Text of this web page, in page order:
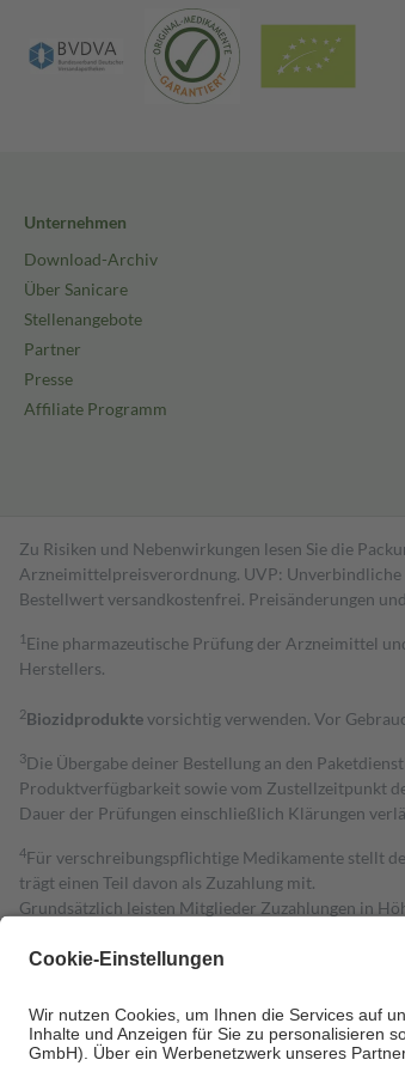
Unternehmen
Download-Archiv
Über Sanicare
Stellenangebote
Partner
Presse
Affiliate Programm
Zu Risiken und Nebenwirkungen lesen Sie die
Arzneimittelpreisverordnung. UVP: Unverbindliche
Bestell­wert versand­kosten­frei. Preisänderungen
1 Eine pharmazeutische Prüfung der Arzneimittel
Herstellers.
2Biozidproduktevorsichtig verwenden. Vor
3Die Übergabe deiner Bestellung an den
Produktverfügbarkeit sowie vom Zustellzeitpunkt
Dauer der Prüfungen einschließlich Klärungen
4Für verschreibungspflichtige Medikamente stellt
trägt einen Teil davon als Zuzahlung mit.
Grundsätzlich leisten Mitglieder Zuzahlungen in
Diese Regeln gelten grundsätzlich auch für Online-
Um das Engagement der Versicherten für ihre
• Kindern und Jugendlichen bis zum vollendeten
• Untersuchungen zur Vorsorge und